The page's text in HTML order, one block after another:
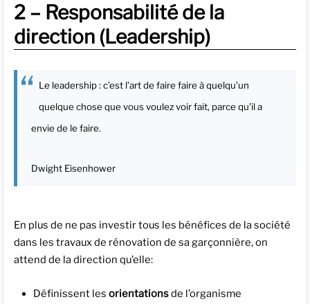
2 – Responsabilité de la
direction (Leadership)
Le leadership : c’est l’art de faire faire à quelqu’un
quelque chose que vous voulez voir fait, parce qu’il a
envie de le faire.
Dwight Eisenhower
En plus de ne pas investir tous les bénéfices de la société
dans les travaux de rénovation de sa garçonnière, on
attend de la direction qu’elle:
Définissent lesorientationsde l’organisme